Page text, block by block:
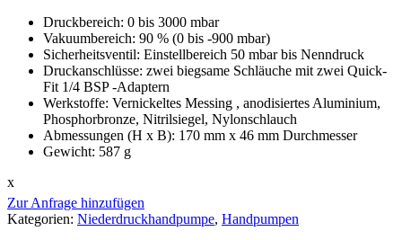
Druckbereich: 0 bis 3000 mbar
Vakuumbereich: 90 % (0 bis -900 mbar)
Sicherheitsventil: Einstellbereich 50 mbar bis Nenndruck
Druckanschlüsse: zwei biegsame Schläuche mit zwei Quick-
Fit 1/4 BSP -Adaptern
Werkstoffe: Vernickeltes Messing , anodisiertes Aluminium,
Phosphorbronze, Nitrilsiegel, Nylonschlauch
Abmessungen (H x B): 170 mm x 46 mm Durchmesser
Gewicht: 587 g
x
Zur Anfrage hinzufügen
Kategorien: Niederdruckhandpumpe, Handpumpen